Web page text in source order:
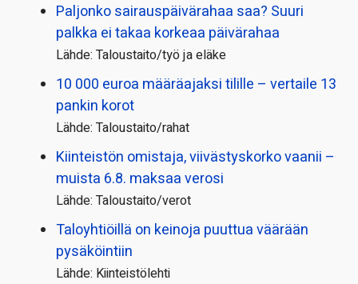
Paljonko sairauspäivä­rahaa saa? Suuri
palkka ei takaa korkeaa päivärahaa
Lähde: Taloustaito/työ ja eläke
10 000 euroa määräajaksi tilille – vertaile 13
pankin korot
Lähde: Taloustaito/rahat
Kiinteistön omistaja, viivästyskorko vaanii –
muista 6.8. maksaa verosi
Lähde: Taloustaito/verot
Taloyhtiöillä on keinoja puuttua väärään
pysäköintiin
Lähde: Kiinteistölehti